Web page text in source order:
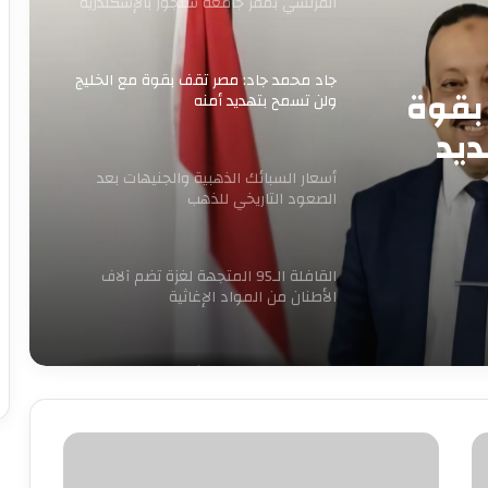
جاد محمد جاد: مصر تقف بقوة مع الخليج
ولن تسمح بتهديد أمنه
أسعار السبائك الذهبية والجنيهات بعد
الصعود التاريخي للذهب
القافلة الـ95 المتجهة لغزة تضم آلاف
الأطنان من المواد الإغاثية
الكهرباء تنفي زيادة الأسعار وتغيير
العدادات: كل ما يُتداول غير صحيح
غلق